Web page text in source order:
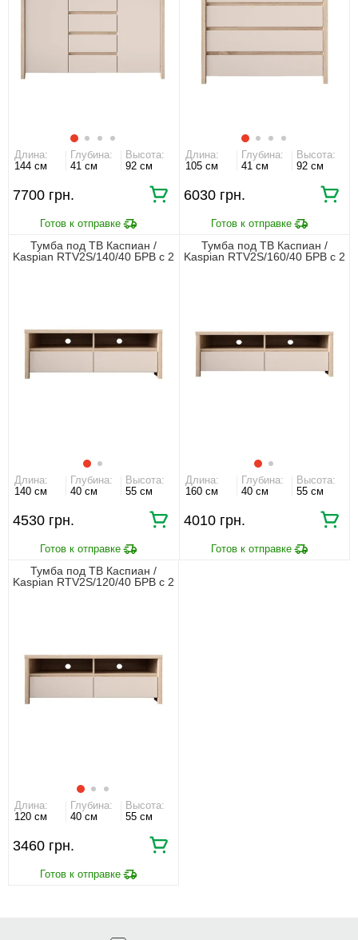
Длина:
144 см
Глубина:
41 см
Высота:
92 см
7700 грн.
Длина:
105 см
Глубина:
41 см
Высота:
92 см
6030 грн.
Тумба под ТВ Каспиан /
Kaspian RTV2S/140/40 БРВ с 2
Длина:
140 см
Глубина:
40 см
Высота:
55 см
4530 грн.
Тумба под ТВ Каспиан /
Kaspian RTV2S/160/40 БРВ с 2
Длина:
160 см
Глубина:
40 см
Высота:
55 см
4010 грн.
Тумба под ТВ Каспиан /
Kaspian RTV2S/120/40 БРВ с 2
Длина:
120 см
Глубина:
40 см
Высота:
55 см
3460 грн.